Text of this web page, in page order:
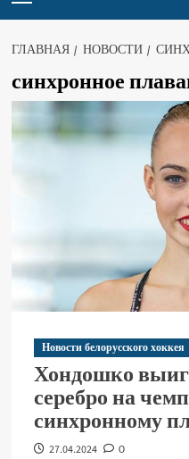
ГЛАВНАЯ НОВОСТИ
синхронное
Новости белорусского хоккея
Хондошко
серебро на
синхронному
27.04.2024 0